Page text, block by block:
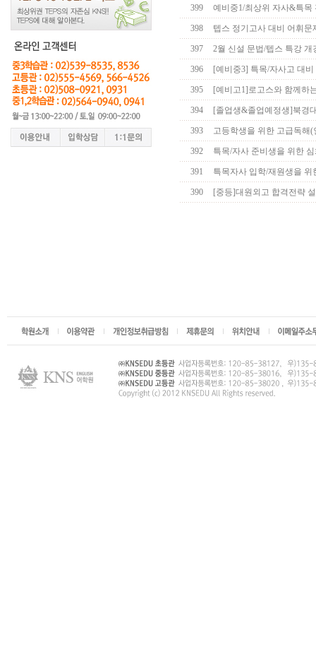
399 예비중1/최상위 자사&특
398 텝스 정기고사 대비 어휘문
397 2월 신설 문법/텝스 특강
396 [예비중3] 특목/자사고 대
395 [예비고1]로고스와 함께하
394 [졸업생&졸업예정생]북경
393 고등학생을 위한 고급독해
392 특목/자사 준비생을 위한
391 특목자사 입학/재원생을 위
390 [중등]대원외고 합격전략